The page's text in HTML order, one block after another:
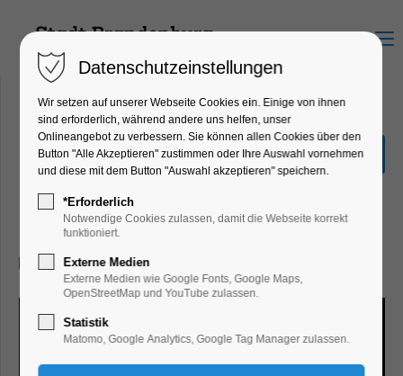
Menu
Winterferien "Frostschutz
`24"
Ferienkalender, Kinder, Jugend, Mitmach-
Aktion
06.02.2024, 09:00–18:00
Datenschutzeinstellungen
Wir setzen auf unserer Webseite Cookies ein. Einige von ihnen
sind erforderlich, während andere uns helfen, unser
Onlineangebot zu verbessern. Sie können allen Cookies über den
Button "Alle Akzeptieren" zustimmen oder Ihre Auswahl vornehmen
und diese mit dem Button "Auswahl akzeptieren" speichern.
*Erforderlich
Notwendige Cookies zulassen, damit die Webseite korrekt
funktioniert.
Externe Medien
Externe Medien wie Google Fonts, Google Maps,
OpenStreetMap und YouTube zulassen.
Statistik
Matomo, Google Analytics, Google Tag Manager zulassen.